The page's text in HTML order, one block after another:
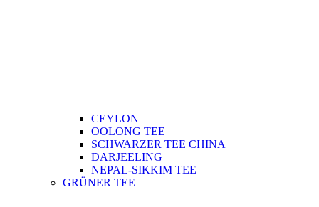
CEYLON
OOLONG TEE
SCHWARZER TEE CHINA
DARJEELING
NEPAL-SIKKIM TEE
GRÜNER TEE